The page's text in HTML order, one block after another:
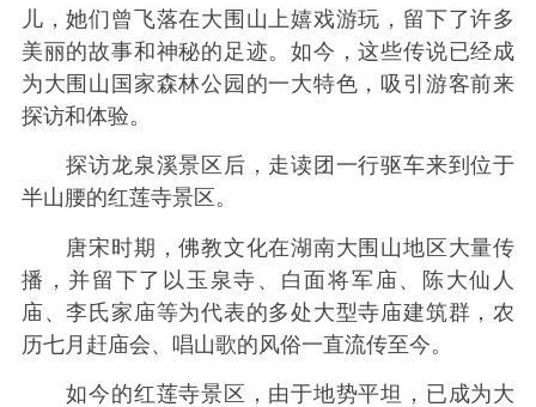
儿，她们曾飞落在大围山上嬉戏游玩，留下了许多
美丽的故事和神秘的足迹。如今，这些传说已经成
为大围山国家森林公园的一大特色，吸引游客前来
探访和体验。
探访龙泉溪景区后，走读团一行驱车来到位于
半山腰的红莲寺景区。
唐宋时期，佛教文化在湖南大围山地区大量传
播，并留下了以玉泉寺、白面将军庙、陈大仙人
庙、李氏家庙等为代表的多处大型寺庙建筑群，农
历七月赶庙会、唱山歌的风俗一直流传至今。
如今的红莲寺景区，由于地势平坦，已成为大